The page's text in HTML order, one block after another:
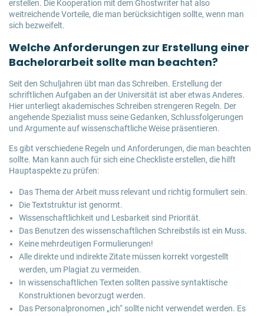
erstellen. Die Kooperation mit dem Ghostwriter hat also
weitreichende Vorteile, die man berücksichtigen sollte, wenn man
sich bezweifelt.
Welche Anforderungen zur Erstellung einer
Bachelorarbeit sollte man beachten?
Seit den Schuljahren übt man das Schreiben. Erstellung der
schriftlichen Aufgaben an der Universität ist aber etwas Anderes.
Hier unterliegt akademisches Schreiben strengeren Regeln. Der
angehende Spezialist muss seine Gedanken, Schlussfolgerungen
und Argumente auf wissenschaftliche Weise präsentieren.
Es gibt verschiedene Regeln und Anforderungen, die man beachten
sollte. Man kann auch für sich eine Checkliste erstellen, die hilft
Hauptaspekte zu prüfen:
Das Thema der Arbeit muss relevant und richtig formuliert sein.
Die Textstruktur ist genormt.
Wissenschaftlichkeit und Lesbarkeit sind Priorität.
Das Benutzen des wissenschaftlichen Schreibstils ist ein Muss.
Keine mehrdeutigen Formulierungen!
Alle direkte und indirekte Zitate müssen korrekt vorgestellt
werden, um Plagiat zu vermeiden.
In wissenschaftlichen Texten sollten passive syntaktische
Konstruktionen bevorzugt werden.
Das Personalpronomen „ich“ sollte nicht verwendet werden. Es